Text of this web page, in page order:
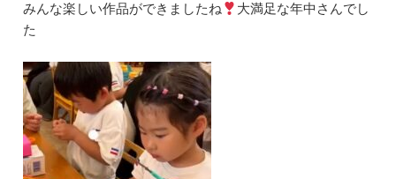
みんな楽しい作品ができましたね
大満足な年中さんでし
た